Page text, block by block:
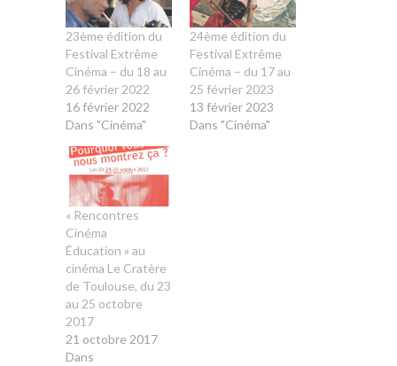
23ème édition du
Festival Extrême
Cinéma – du 18 au
26 février 2022
16 février 2022
Dans "Cinéma"
24ème édition du
Festival Extrême
Cinéma – du 17 au
25 février 2023
13 février 2023
Dans "Cinéma"
« Rencontres
Cinéma
Éducation » au
cinéma Le Cratère
de Toulouse, du 23
au 25 octobre
2017
21 octobre 2017
Dans